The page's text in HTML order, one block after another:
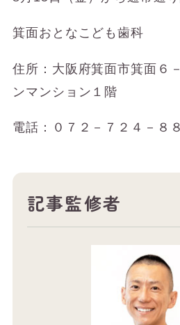
箕面おとなこども歯科
住所：大阪府箕面市箕面６
ンマンション１階
電話：０７２－７２４－８
記事監修者